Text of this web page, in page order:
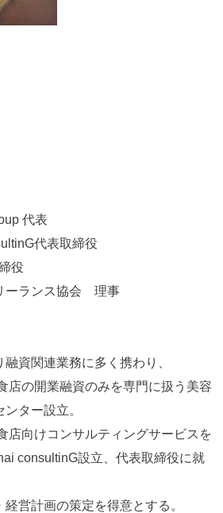
代表
代表取締役
役
ーランス協会 理事
資関連業務に多く携わり、
店の開業融資のみを専門に扱う美容
ター設立。
店向けコンサルティングサービスを
consultinG設立、代表取締役に就
営計画の策定を得意とする。